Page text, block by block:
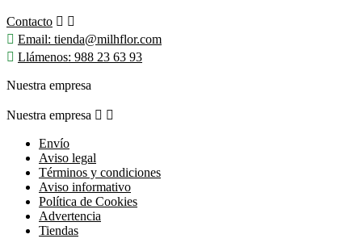
Contacto  
 Email: tienda@milhflor.com
 Llámenos: 988 23 63 93
Nuestra empresa
Nuestra empresa  
Envío
Aviso legal
Términos y condiciones
Aviso informativo
Política de Cookies
Advertencia
Tiendas